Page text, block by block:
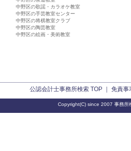
中野区の歌謡・カラオケ教室
中野区の手芸教室センター
中野区の将棋教室クラブ
中野区の陶芸教室
中野区の絵画・美術教室
公認会計士事務所検索TOP ｜ 免責事
Copyright(C) since 2007 事務所